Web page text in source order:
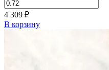
4 309 ₽
В корзину